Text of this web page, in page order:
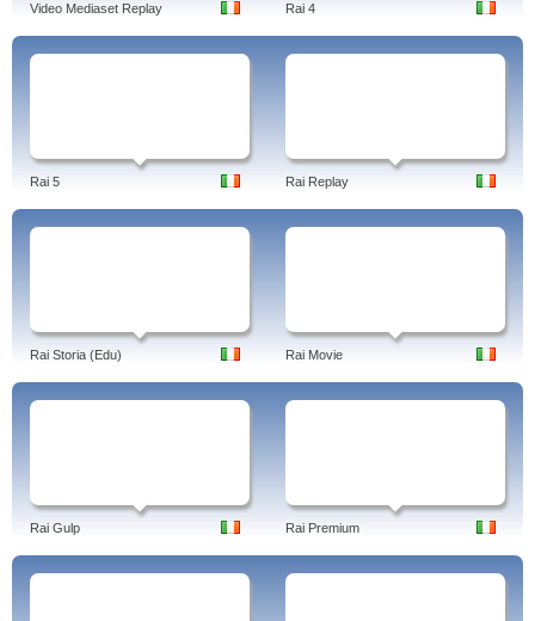
Video Mediaset Replay Rai 4
Rai 5 Rai Replay
Rai Storia (Edu) Rai Movie
Rai Gulp Rai Premium